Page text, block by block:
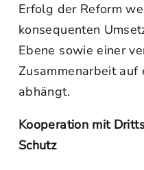
Erfolg der Reform
konsequenten
Ebene sowie einer
Zusammenarbeit auf
abhängt.
Kooperation mit
Schutz